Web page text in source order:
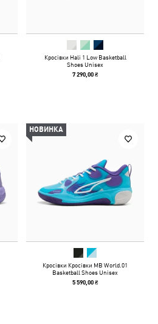
Кросівки Hali 1 Low Basketball
Shoes Unisex
7 290,00 ₴
НОВИНКА
Кросівки Кросівки MB World.01
Basketball Shoes Unisex
5 590,00 ₴